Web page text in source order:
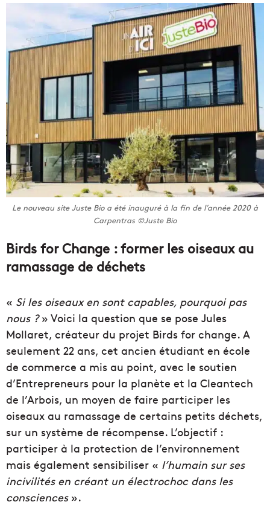
Le nouveau site Juste Bio a été inauguré à la fin de l’année 2020 à
Carpentras ©Juste Bio
Birds for Change : former les oiseaux au
ramassage de déchets
« Si les oiseaux en sont capables, pourquoi pas
nous ?» Voici la question que se pose Jules
Mollaret, créateur du projet Birds for change. A
seulement 22 ans, cet ancien étudiant en école
de commerce a mis au point, avec le soutien
d’Entrepreneurs pour la planète et la Cleantech
de l’Arbois, un moyen de faire participer les
oiseaux au ramassage de certains petits déchets,
sur un système de récompense. L’objectif :
participer à la protection de l’environnement
mais également sensibiliser « l’humain sur ses
incivilités en créant un électrochoc dans les
consciences».